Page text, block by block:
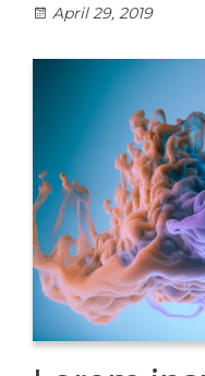
April 29, 2019